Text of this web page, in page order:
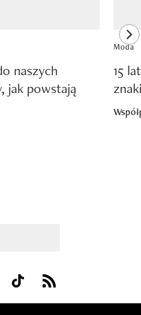
naszych
jak powstają
Moda
15
on Youtube
Visit us on Tiktok
Visit us on Rss